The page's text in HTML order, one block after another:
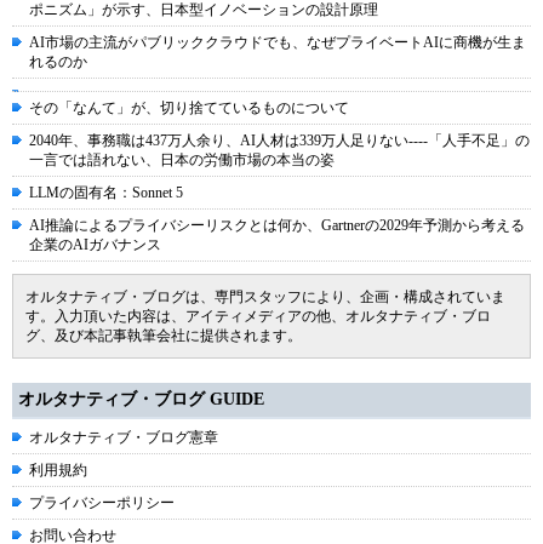
ポニズム」が示す、日本型イノベーションの設計原理
AI市場の主流がパブリッククラウドでも、なぜプライベートAIに商機が生ま
れるのか
その「なんて」が、切り捨てているものについて
2040年、事務職は437万人余り、AI人材は339万人足りない----「人手不足」の
一言では語れない、日本の労働市場の本当の姿
LLMの固有名：Sonnet 5
AI推論によるプライバシーリスクとは何か、Gartnerの2029年予測から考える
企業のAIガバナンス
オルタナティブ・ブログは、専門スタッフにより、企画・構成されていま
す。入力頂いた内容は、アイティメディアの他、オルタナティブ・ブロ
グ、及び本記事執筆会社に提供されます。
オルタナティブ・ブログ GUIDE
オルタナティブ・ブログ憲章
利用規約
プライバシーポリシー
お問い合わせ